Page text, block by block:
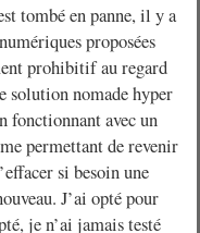
tombé en panne, il y a
proposées
prohibitif au regard
solution nomade hyper
fonctionnant avec un
permettant de revenir
si besoin une
J’ai opté pour
je n’ai jamais testé